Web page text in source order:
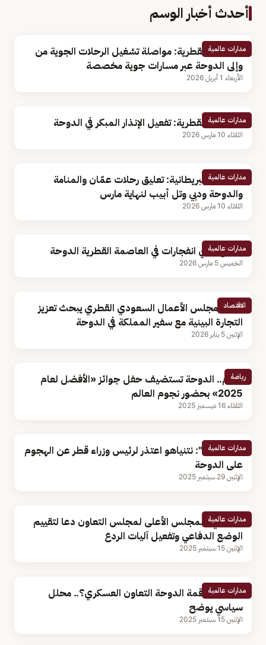
أحدث أخبار الوسم
مدارات عالمية
الخطوط القطرية: مواصلة تشغيل الرحلات الجوية من
وإلى الدوحة عبر مسارات جوية مخصصة
الأربعاء 1 أبريل 2026
مدارات عالمية
الداخلية القطرية: تفعيل الإنذار المبكر في الدوحة
الثلاثاء 10 مارس 2026
مدارات عالمية
الخطوط البريطانية: تعليق رحلات عمّان والمنامة
والدوحة ودبي وتل أبيب لنهاية مارس
الثلاثاء 10 مارس 2026
مدارات عالمية
سماع دوي انفجارات في العاصمة القطرية الدوحة
الخميس 5 مارس 2026
الاقتصاد
رئيس مجلس الأعمال السعودي القطري يبحث تعزيز
التجارة البينية مع سفير المملكة في الدوحة
الإثنين 5 يناير 2026
رياضة
اليوم.. الدوحة تستضيف حفل جوائز «الأفضل لعام
2025» بحضور نجوم العالم
الثلاثاء 16 ديسمبر 2025
مدارات عالمية
"أكسيوس": نتنياهو اعتذر لرئيس وزراء قطر عن الهجوم
على الدوحة
الإثنين 29 سبتمبر 2025
مدارات عالمية
البديوي: المجلس الأعلى لمجلس التعاون دعا لتقييم
الوضع الدفاعي وتفعيل آليات الردع
الإثنين 15 سبتمبر 2025
مدارات عالمية
لماذا تعزز قمة الدوحة التعاون العسكري؟.. محلل
سياسي يوضح
الإثنين 15 سبتمبر 2025